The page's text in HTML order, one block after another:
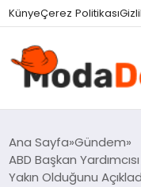
felix markets 360
felix markets yatırım
felix markets pro
felix markets
felix markets app
KünyeÇerez Politikası
GÜNDEM
Ana Sayfa Gündem
ABD Başkan
Yakın Olduğunu